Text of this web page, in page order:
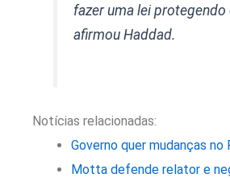
fazer uma lei protegendo
afirmou Haddad.
Notícias relacionadas:
Governo quer mudanças
Motta defende relator e